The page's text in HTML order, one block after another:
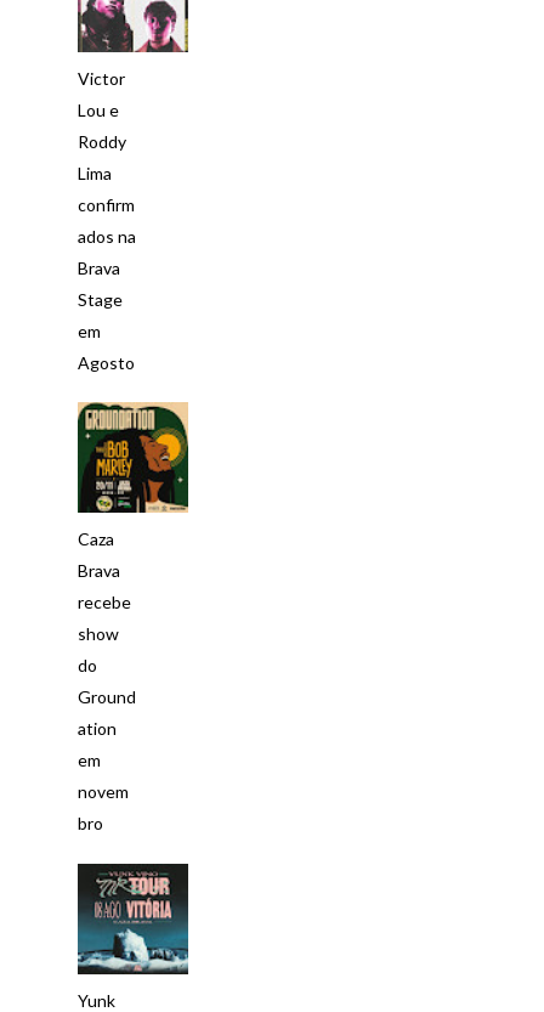
Victor
Lou e
Roddy
Lima
confirm
ados na
Brava
Stage
em
Agosto
Caza
Brava
recebe
show
do
Ground
ation
em
novem
bro
Yunk